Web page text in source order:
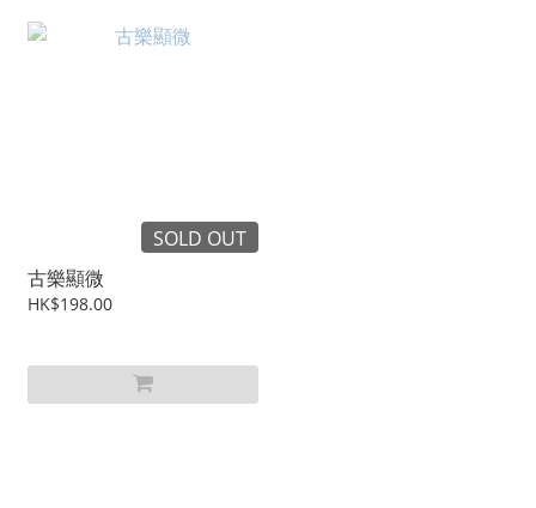
SOLD OUT
古樂顯微
HK$198.00